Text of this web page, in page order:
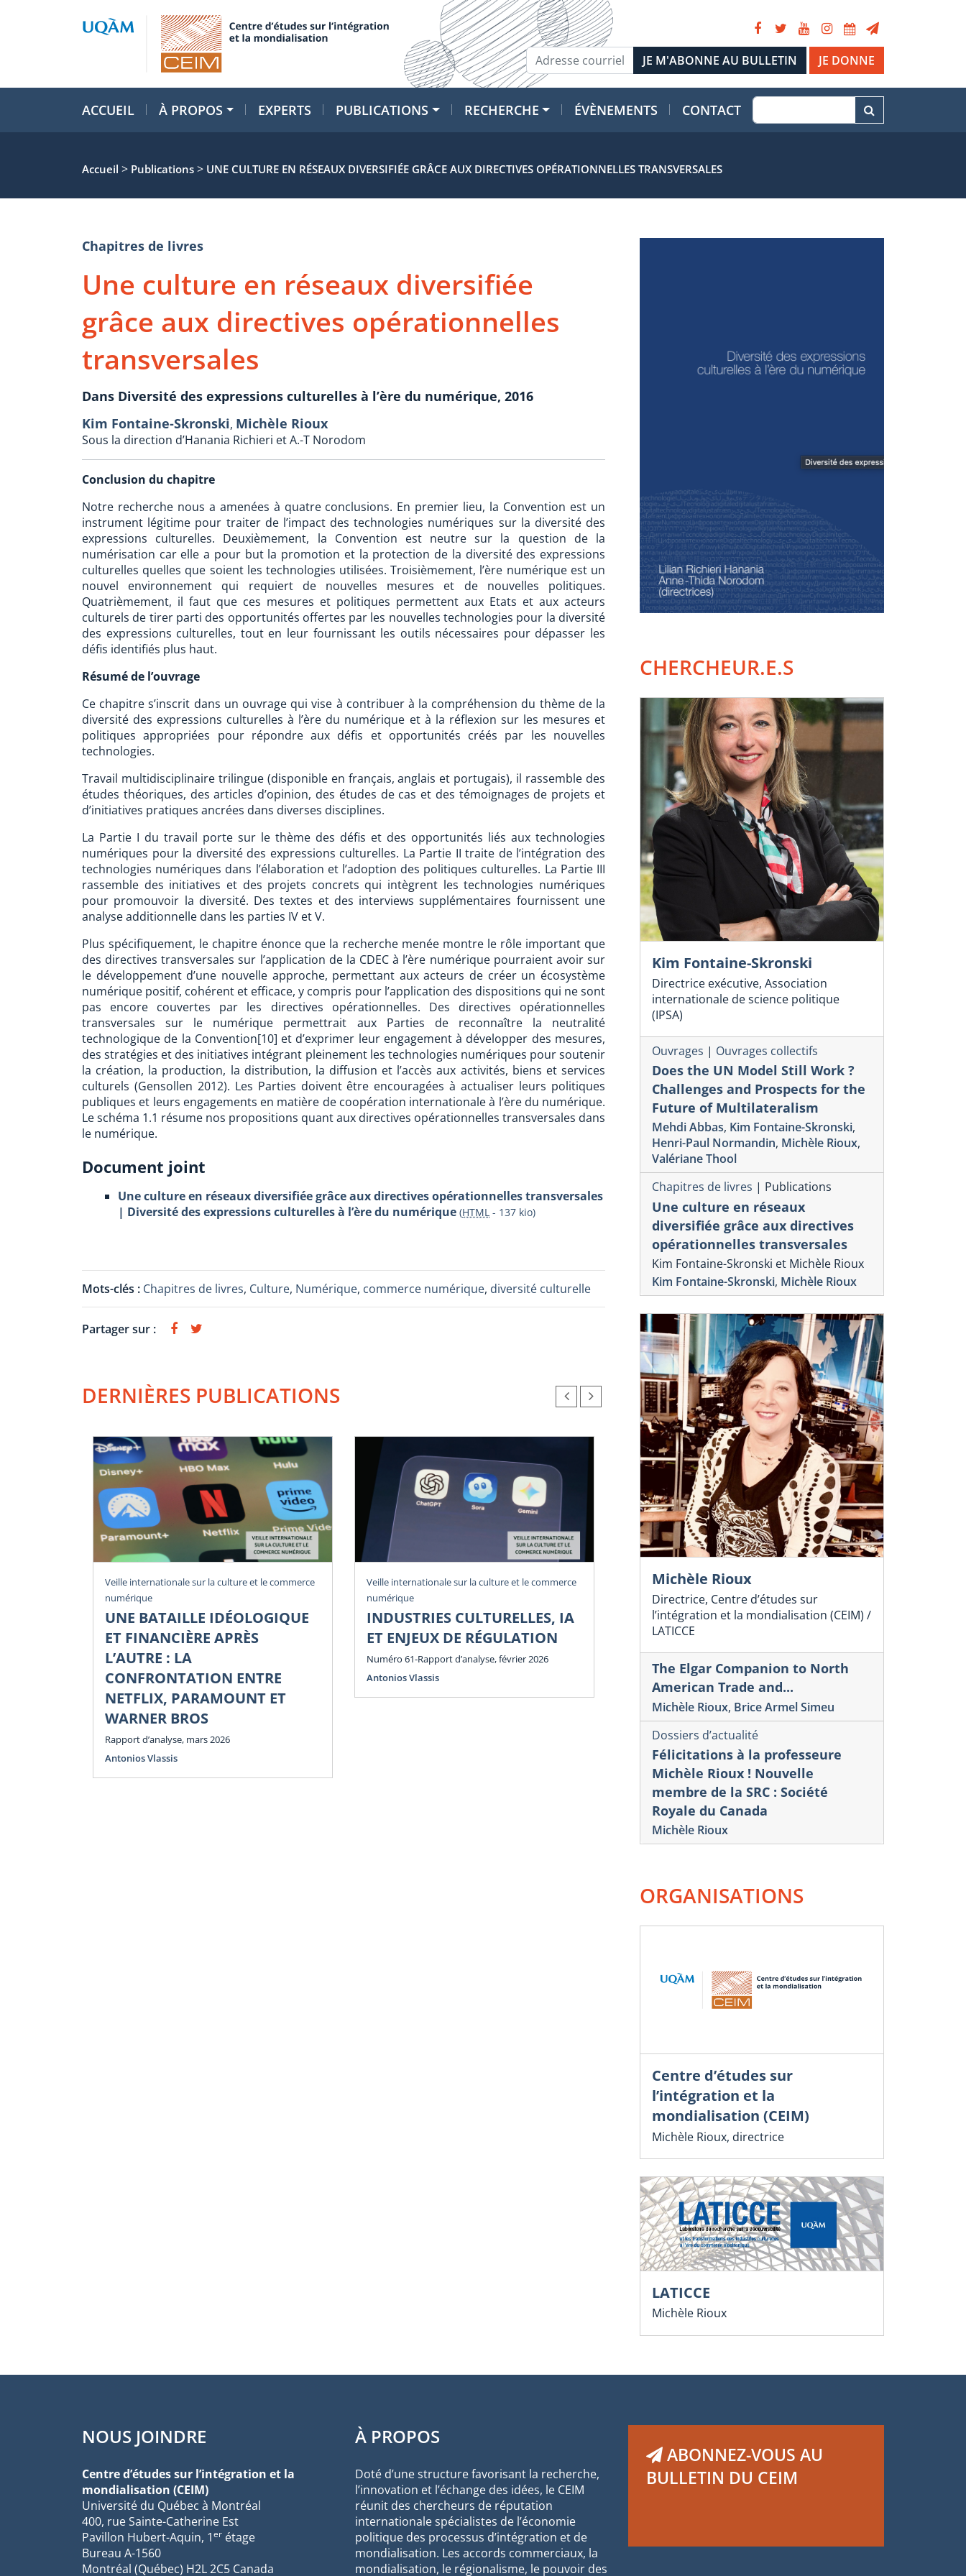
JE DONNE
ACCUEIL À PROPOS EXPERTS PUBLICATIONS RECHERCHE ÉVÈNEMENTS CONTACT
Accueil > Publications > UNE CULTURE EN RÉSEAUX DIVERSIFIÉE GRÂCE AUX DIRECTIVES OPÉRATIONNELLES TRANSVERSALES
Chapitres de livres
Une culture en réseaux diversifiée
grâce aux directives opérationnelles
transversales
Dans Diversité des expressions culturelles à l’ère du numérique, 2016
Kim Fontaine-Skronski, Michèle Rioux
Sous la direction d’Hanania Richieri et A.-T Norodom
Conclusion du chapitre
Notre recherche nous a amenées à quatre conclusions. En premier lieu, la Convention est un
instrument légitime pour traiter de l’impact des technologies numériques sur la diversité des
expressions culturelles. Deuxièmement, la Convention est neutre sur la question de la
numérisation car elle a pour but la promotion et la protection de la diversité des expressions
culturelles quelles que soient les technologies utilisées. Troisièmement, l’ère numérique est un
nouvel environnement qui requiert de nouvelles mesures et de nouvelles politiques.
Quatrièmement, il faut que ces mesures et politiques permettent aux Etats et aux acteurs
culturels de tirer parti des opportunités offertes par les nouvelles technologies pour la diversité
des expressions culturelles, tout en leur fournissant les outils nécessaires pour dépasser les
défis identifiés plus haut.
Résumé de l’ouvrage
Ce chapitre s’inscrit dans un ouvrage qui vise à contribuer à la compréhension du thème de la
diversité des expressions culturelles à l’ère du numérique et à la réflexion sur les mesures et
politiques appropriées pour répondre aux défis et opportunités créés par les nouvelles
technologies.
Travail multidisciplinaire trilingue (disponible en français, anglais et portugais), il rassemble des
études théoriques, des articles d’opinion, des études de cas et des témoignages de projets et
d’initiatives pratiques ancrées dans diverses disciplines.
La Partie I du travail porte sur le thème des défis et des opportunités liés aux technologies
numériques pour la diversité des expressions culturelles. La Partie II traite de l’intégration des
technologies numériques dans l’élaboration et l’adoption des politiques culturelles. La Partie III
rassemble des initiatives et des projets concrets qui intègrent les technologies numériques
pour promouvoir la diversité. Des textes et des interviews supplémentaires fournissent une
analyse additionnelle dans les parties IV et V.
Plus spécifiquement, le chapitre énonce que la recherche menée montre le rôle important que
des directives transversales sur l’application de la CDEC à l’ère numérique pourraient avoir sur
le développement d’une nouvelle approche, permettant aux acteurs de créer un écosystème
numérique positif, cohérent et efficace, y compris pour l’application des dispositions qui ne sont
pas encore couvertes par les directives opérationnelles. Des directives opérationnelles
transversales sur le numérique permettrait aux Parties de reconnaître la neutralité
technologique de la Convention[10] et d’exprimer leur engagement à développer des mesures,
des stratégies et des initiatives intégrant pleinement les technologies numériques pour soutenir
la création, la production, la distribution, la diffusion et l’accès aux activités, biens et services
culturels (Gensollen 2012). Les Parties doivent être encouragées à actualiser leurs politiques
publiques et leurs engagements en matière de coopération internationale à l’ère du numérique.
Le schéma 1.1 résume nos propositions quant aux directives opérationnelles transversales dans
le numérique.
Document joint
Une culture en réseaux diversifiée grâce aux directives opérationnelles transversales
| Diversité des expressions culturelles à l’ère du numérique (HTML - 137 kio)
Mots-clés : Chapitres de livres, Culture, Numérique, commerce numérique, diversité culturelle
Partager sur :
DERNIÈRES PUBLICATIONS
Veille internationale sur la culture et le commerce
numérique
UNE BATAILLE IDÉOLOGIQUE
ET FINANCIÈRE APRÈS
L’AUTRE : LA
CONFRONTATION ENTRE
NETFLIX, PARAMOUNT ET
WARNER BROS
Rapport d’analyse, mars 2026
Antonios Vlassis
Veille internationale sur la culture et le commerce
numérique
INDUSTRIES CULTURELLES, IA
ET ENJEUX DE RÉGULATION
Numéro 61-Rapport d’analyse, février 2026
Antonios Vlassis
Veille internationale sur la culture et le commerce
numérique
PLATEFORMES NUMÉRIQUES,
ENJEUX DE RÉGLEMENTATION
ET ACTIVITÉS ÉCONOMIQUES
Numéro 60-Rapport d’analyse, décembre 2025
CHERCHEUR.E.S
Kim Fontaine-Skronski
Directrice exécutive, Association
internationale de science politique
(IPSA)
Ouvrages | Ouvrages collectifs
Does the UN Model Still Work ?
Challenges and Prospects for the
Future of Multilateralism
Mehdi Abbas, Kim Fontaine-Skronski,
Henri-Paul Normandin, Michèle Rioux,
Valériane Thool
Chapitres de livres | Publications
Une culture en réseaux
diversifiée grâce aux directives
opérationnelles transversales
Kim Fontaine-Skronski et Michèle Rioux
Kim Fontaine-Skronski, Michèle Rioux
Michèle Rioux
Directrice, Centre d’études sur
l’intégration et la mondialisation (CEIM) /
LATICCE
The Elgar Companion to North
American Trade and...
Michèle Rioux, Brice Armel Simeu
Dossiers d’actualité
Félicitations à la professeure
Michèle Rioux ! Nouvelle
membre de la SRC : Société
Royale du Canada
Michèle Rioux
ORGANISATIONS
Centre d’études sur
l’intégration et la
mondialisation (CEIM)
Michèle Rioux, directrice
LATICCE
Michèle Rioux
NOUS JOINDRE
Centre d’études sur l’intégration et la
mondialisation (CEIM)
Université du Québec à Montréal
400, rue Sainte-Catherine Est
Pavillon Hubert-Aquin, 1er étage
Bureau A-1560
Montréal (Québec) H2L 2C5 Canada
À PROPOS
Doté d’une structure favorisant la recherche,
l’innovation et l’échange des idées, le CEIM
réunit des chercheurs de réputation
internationale spécialistes de l’économie
politique des processus d’intégration et de
mondialisation. Les accords commerciaux, la
mondialisation, le régionalisme, le pouvoir des
ABONNEZ-VOUS AU
BULLETIN DU CEIM